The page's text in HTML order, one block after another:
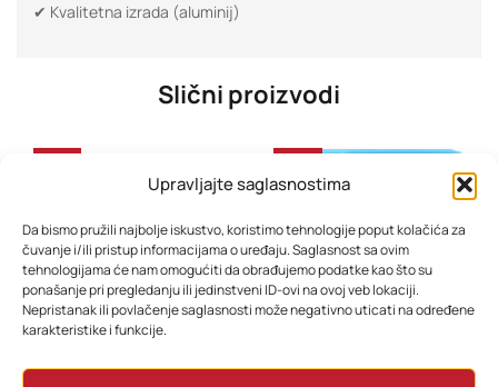
Upravljajte saglasnostima
Da bismo pružili najbolje iskustvo, koristimo tehnologije poput kolačića za
čuvanje i/ili pristup informacijama o uređaju. Saglasnost sa ovim
tehnologijama će nam omogućiti da obrađujemo podatke kao što su
ponašanje pri pregledanju ili jedinstveni ID-ovi na ovoj veb lokaciji.
Nepristanak ili povlačenje saglasnosti može negativno uticati na određene
karakteristike i funkcije.
✔ Kvalitetna izrada (aluminij)
Slični proizvodi
-37% -28%